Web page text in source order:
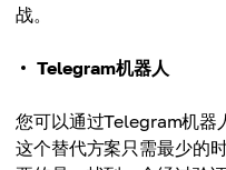
战。
Telegram机器人
您可以通过Telegram机器
这个替代方案只需最少的